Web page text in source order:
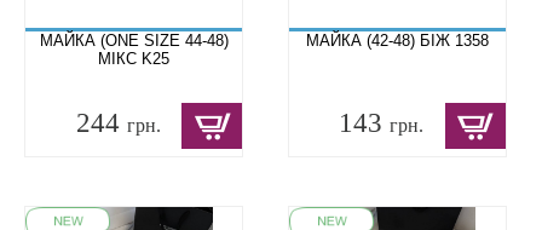
МАЙКА (ONE SIZE 44-48)
МІКС K25
244 грн.
МАЙКА (42-48) БІЖ 1358
143грн.